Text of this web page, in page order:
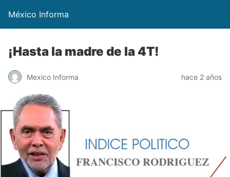
México Informa
¡Hasta la madre de la 4T!
Mexico Informa hace 2 años